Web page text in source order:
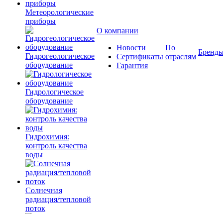
Метеорологические
приборы
Гидрогеологическое
оборудование
Гидрологическое
оборудование
Гидрохимия:
контроль качества
воды
Солнечная
радиация/тепловой
поток
О компании
Новости
Сертификаты
Гарантия
По
отраслям